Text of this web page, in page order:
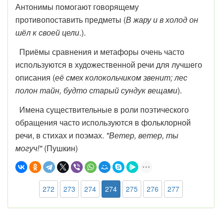
Антонимы помогают говорящему
противопоставить предметы (В жару и в холод он
шёл к своей цели.).
Приёмы сравнения и метафоры очень часто
используются в художественной речи для лучшего
описания (её смех колокольчиком звенит; лес
полон тайн, будто старый сундук вещами).
Имена существительные в роли поэтического
обращения часто используются в фольклорной
речи, в стихах и поэмах. "Ветер, ветер, ты
могуч!"(Пушкин)
272 273 274 274 275 276 277